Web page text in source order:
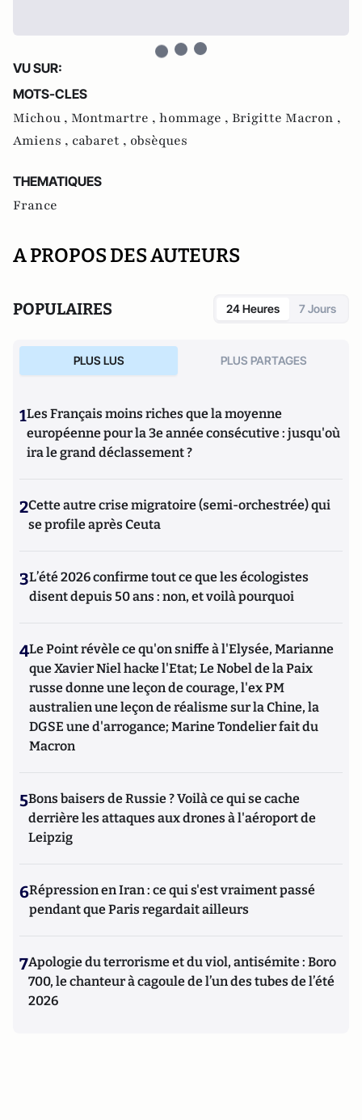
VU SUR:
MOTS-CLES
Michou , Montmartre , hommage , Brigitte Macron ,
Amiens , cabaret , obsèques
THEMATIQUES
France
A PROPOS DES AUTEURS
POPULAIRES 24 Heures 7 Jours
PLUS LUS PLUS PARTAGES
1Les Français moins riches que la moyenne
européenne pour la 3e année consécutive : jusqu'où
ira le grand déclassement ?
2Cette autre crise migratoire (semi-orchestrée) qui
se profile après Ceuta
3L’été 2026 confirme tout ce que les écologistes
disent depuis 50 ans : non, et voilà pourquoi
4Le Point révèle ce qu'on sniffe à l'Elysée, Marianne
que Xavier Niel hacke l'Etat; Le Nobel de la Paix
russe donne une leçon de courage, l'ex PM
australien une leçon de réalisme sur la Chine, la
DGSE une d'arrogance; Marine Tondelier fait du
Macron
5Bons baisers de Russie ? Voilà ce qui se cache
derrière les attaques aux drones à l'aéroport de
Leipzig
6Répression en Iran : ce qui s'est vraiment passé
pendant que Paris regardait ailleurs
7Apologie du terrorisme et du viol, antisémite : Boro
700, le chanteur à cagoule de l’un des tubes de l’été
2026